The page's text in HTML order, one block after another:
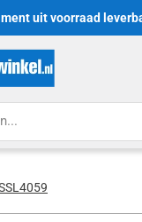
uit voorraad